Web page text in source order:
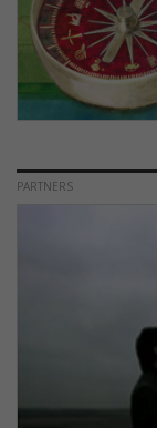
PARTNERS